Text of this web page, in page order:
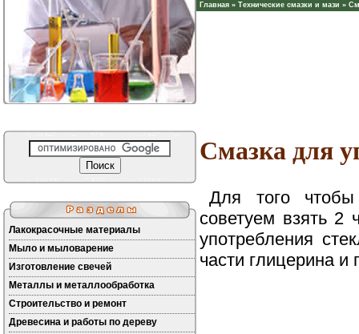
Главная » Технические смазки и мази »
Лакокрасочные материалы
Мыло и мыловарение
Изготовление свечей
Металлы и металлообработка
Строительство и ремонт
Древесина и работы по дереву
Смазка для
Для того
советуем взять
употребления
части глицерина